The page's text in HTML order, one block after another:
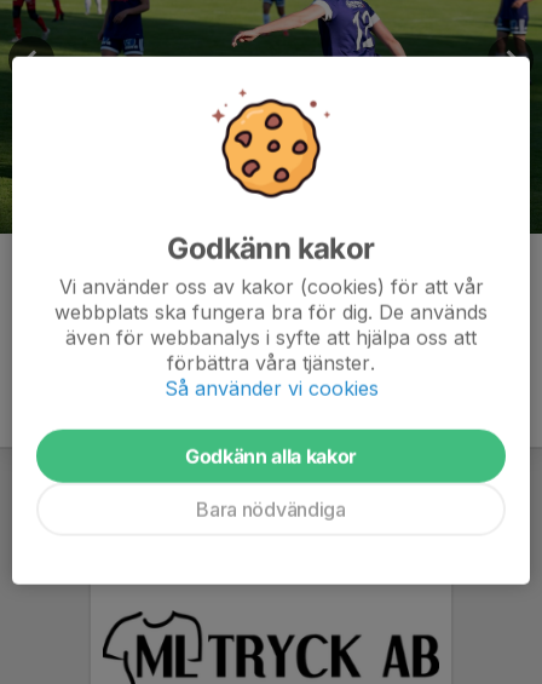
Godkänn kakor
Vi använder oss av kakor (cookies) för att vår
webbplats ska fungera bra för dig. De används
även för webbanalys i syfte att hjälpa oss att
förbättra våra tjänster.
Så använder vi cookies
Godkänn alla kakor
Bara nödvändiga